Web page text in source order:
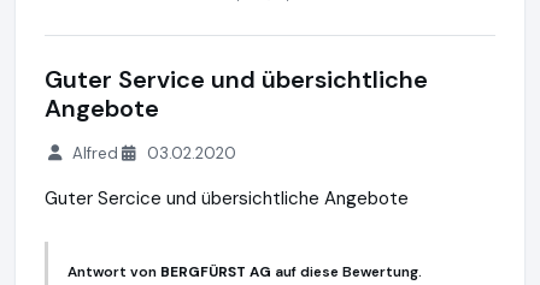
Guter Service und übersichtliche
Angebote
Alfred 03.02.2020
Guter Sercice und übersichtliche Angebote
Antwort von BERGFÜRST AG auf diese Bewertung.